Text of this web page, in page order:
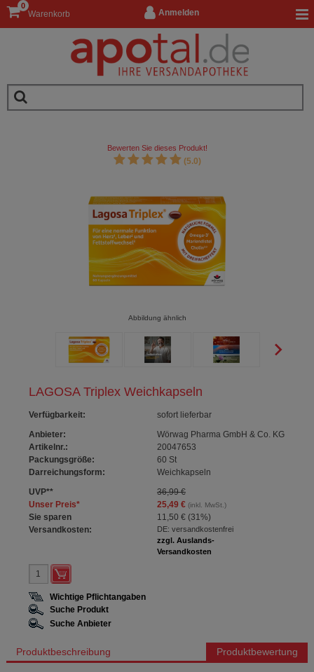
Anmelden
Warenkorb
0
LAGOSA Triplex Weichkapseln
Verfügbarkeit:
sofort lieferbar
Anbieter:
Wörwag Pharma GmbH & Co. KG
Artikelnr.:
20047653
Packungsgröße:
60 St
Darreichungsform:
Weichkapseln
UVP**
36,99 €
Unser Preis* 25,49 €(inkl. MwSt.)
Sie sparen 11,50 € (31%)
Versandkosten:
DE: versandkostenfrei
zzgl. Auslands-
Versandkosten
Bewerten Sie dieses Produkt!
(5.0)
Abbildung ähnlich
Wichtige Pflichtangaben
Suche Produkt
Suche Anbieter
Produktbeschreibung Produktbewertung